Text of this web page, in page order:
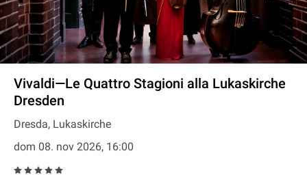
Vivaldi—Le Quattro Stagioni alla Lukaskirche
Dresden
Dresda, Lukaskirche
dom 08. nov 2026, 16:00